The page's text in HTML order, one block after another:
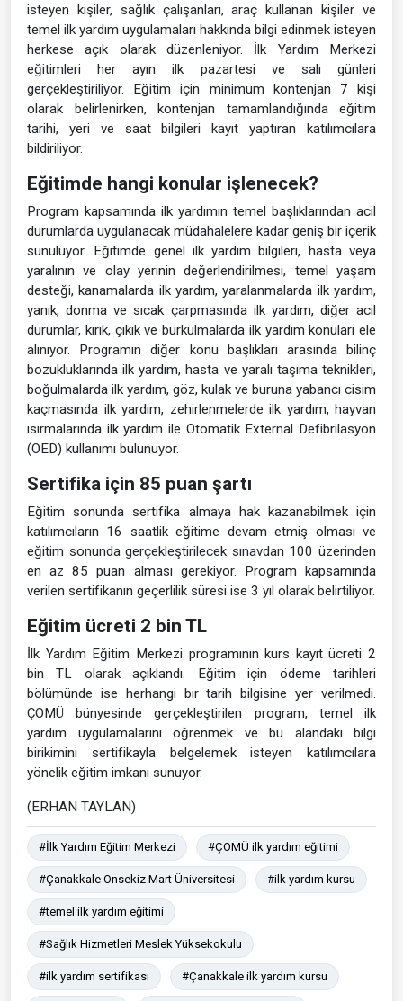
isteyen kişiler, sağlık çalışanları, araç kullanan kişiler ve
temel ilk yardım uygulamaları hakkında bilgi edinmek isteyen
herkese açık olarak düzenleniyor. İlk Yardım Merkezi
eğitimleri her ayın ilk pazartesi ve salı günleri
gerçekleştiriliyor. Eğitim için minimum kontenjan 7 kişi
olarak belirlenirken, kontenjan tamamlandığında eğitim
tarihi, yeri ve saat bilgileri kayıt yaptıran katılımcılara
bildiriliyor.
Eğitimde hangi konular işlenecek?
Program kapsamında ilk yardımın temel başlıklarından acil
durumlarda uygulanacak müdahalelere kadar geniş bir içerik
sunuluyor. Eğitimde genel ilk yardım bilgileri, hasta veya
yaralının ve olay yerinin değerlendirilmesi, temel yaşam
desteği, kanamalarda ilk yardım, yaralanmalarda ilk yardım,
yanık, donma ve sıcak çarpmasında ilk yardım, diğer acil
durumlar, kırık, çıkık ve burkulmalarda ilk yardım konuları ele
alınıyor. Programın diğer konu başlıkları arasında bilinç
bozukluklarında ilk yardım, hasta ve yaralı taşıma teknikleri,
boğulmalarda ilk yardım, göz, kulak ve buruna yabancı cisim
kaçmasında ilk yardım, zehirlenmelerde ilk yardım, hayvan
ısırmalarında ilk yardım ile Otomatik External Defibrilasyon
(OED) kullanımı bulunuyor.
Sertifika için 85 puan şartı
Eğitim sonunda sertifika almaya hak kazanabilmek için
katılımcıların 16 saatlik eğitime devam etmiş olması ve
eğitim sonunda gerçekleştirilecek sınavdan 100 üzerinden
en az 85 puan alması gerekiyor. Program kapsamında
verilen sertifikanın geçerlilik süresi ise 3 yıl olarak belirtiliyor.
Eğitim ücreti 2 bin TL
İlk Yardım Eğitim Merkezi programının kurs kayıt ücreti 2
bin TL olarak açıklandı. Eğitim için ödeme tarihleri
bölümünde ise herhangi bir tarih bilgisine yer verilmedi.
ÇOMÜ bünyesinde gerçekleştirilen program, temel ilk
yardım uygulamalarını öğrenmek ve bu alandaki bilgi
birikimini sertifikayla belgelemek isteyen katılımcılara
yönelik eğitim imkanı sunuyor.
(ERHAN TAYLAN)
#İlk Yardım Eğitim Merkezi #ÇOMÜ ilk yardım eğitimi
#Çanakkale Onsekiz Mart Üniversitesi #ilk yardım kursu
#temel ilk yardım eğitimi
#Sağlık Hizmetleri Meslek Yüksekokulu
#ilk yardım sertifikası #Çanakkale ilk yardım kursu